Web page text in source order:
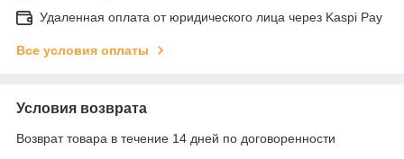
Удаленная оплата от юридического лица через Kaspi Pay
Все условия оплаты
Условия возврата
Возврат товара в течение 14 дней по договоренности